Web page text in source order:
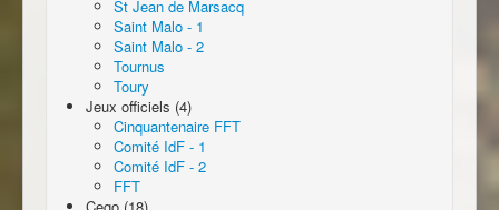
St Jean de Marsacq
Saint Malo - 1
Saint Malo - 2
Tournus
Toury
Jeux officiels (4)
Cinquantenaire FFT
Comité IdF - 1
Comité IdF - 2
FFT